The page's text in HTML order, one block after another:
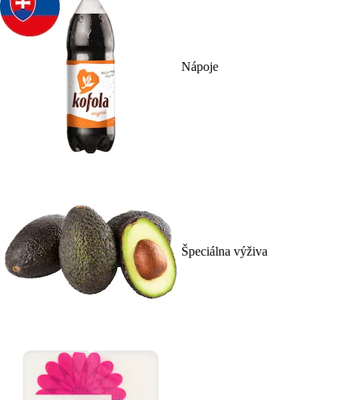
Nápoje
Špeciálna výživa